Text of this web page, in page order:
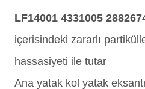
LF14001 4331005
içerisindeki zararlı
hassasiyeti ile tutar
Ana yatak kol yatak